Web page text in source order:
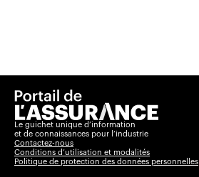
Le guichet unique d’information
et de connaissances pour l’industrie
Contactez-nous
Conditions d’utilisation et modalités
Politique de protection des données personnelles